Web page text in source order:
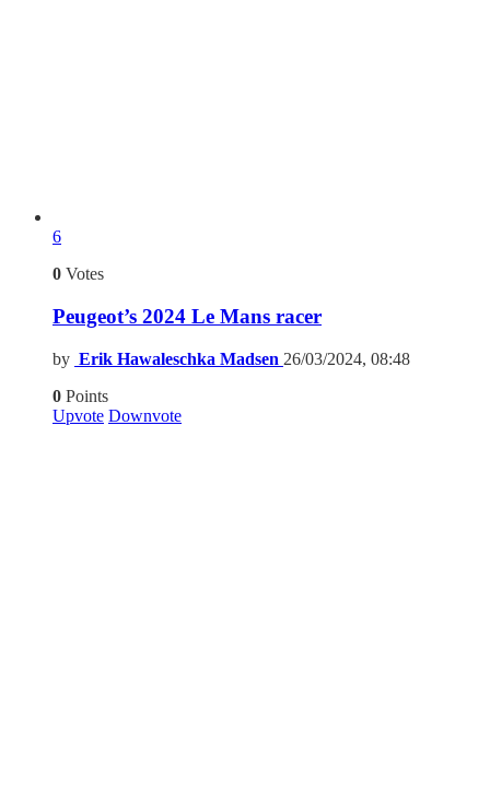
6
0 Votes
Peugeot’s 2024 Le Mans racer
by Erik Hawaleschka Madsen 26/03/2024, 08:48
0 Points
Upvote Downvote